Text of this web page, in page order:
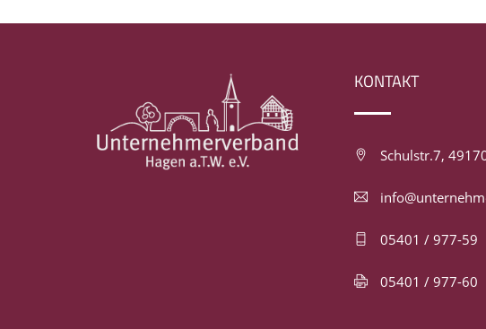
KONTAKT
Schulstr.7,
05401 / 977-59
05401 / 977-60